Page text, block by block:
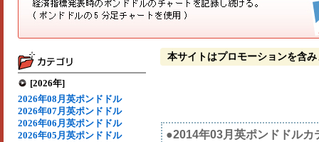
[2026年]
2026年08月英ポンドドル
2026年07月英ポンドドル
2026年06月英ポンドドル
2026年05月英ポンドドル
本サイトはプロモーションを含み
●2014年03月英ポンドドルカ